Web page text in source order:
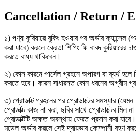
Cancellation / Return /
১) পণ্য কুরিয়ারে বুকিং হওয়ার পর অর্ডার ক্যান্সেল
করা যাবে) করলে ক্রেতা শিপিং ফি বাবদ কুরিয়ারের
করতে বাধ্য থাকিবেন।
২) কোন কারনে পার্সেল গ্রহনে অপারগ বা ব্যর্থ হলে
করতে হবে। কারন সাধারনত কোন ধরনের অগ্রীম
৩) প্রোডাক্ট গ্রহনের পর প্রোডাক্টের সমস্যার
প্রোডাক্ট কাজ না করা, ছবির সাথে প্রোডাক্টের মিল
প্রোডাক্টটি অক্ষত অবস্থায় ফেরত প্রদান করা
মডেল অর্ডার করলে সেই দ্বায়ভার কোম্পানী বহণ